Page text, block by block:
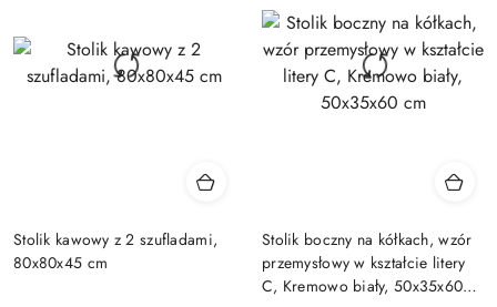
Stolik kawowy z 2 szufladami,
80x80x45 cm
Stolik boczny na kółkach, wzór
przemysłowy w kształcie litery
C, Kremowo biały, 50x35x60